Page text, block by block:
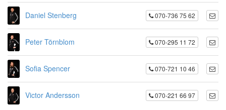
Daniel Stenberg 070-736 75 62
Peter Törnblom 070-295 11 72
Sofia Spencer 070-721 10 46
Victor Andersson 070-221 66 97